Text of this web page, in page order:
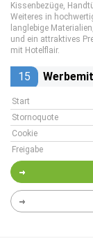
Kissenbezüge,
Weiteres in
langlebige
und ein attraktives
mit Hotelflair.
15
Start
Stornoquote
Cookie
Freigabe